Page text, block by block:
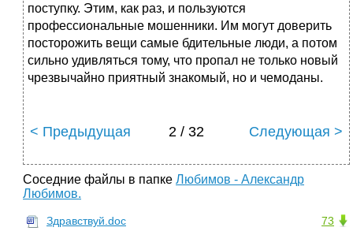
поступку. Этим, как раз, и пользуются
профессиональные мошенники. Им могут доверить
посторожить вещи самые бдительные люди, а потом
сильно удивляться тому, что пропал не только новый
чрезвычайно приятный знакомый, но и чемоданы.
< Предыдущая 2 / 32 Следующая >
Соседние файлы в папке Любимов - Александр
Любимов.
73
Здравствуй.doc